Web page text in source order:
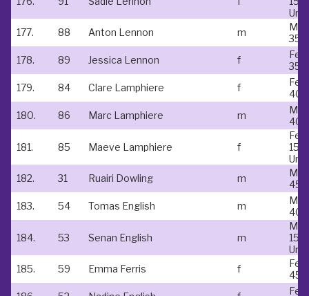
177.
88 Anton Lennon m
35 -
178.
89 Jessica Lennon f
35-
179.
84 Clare Lamphiere f
40-
180.
86 Marc Lamphiere m
40-
181. 85 Maeve Lamphiere f
15 &
182.
31 Ruairi Dowling m
45-
183.
54 Tomas English m
40-
184. 53 Senan English m
15 &
185.
59 Emma Ferris f
45-